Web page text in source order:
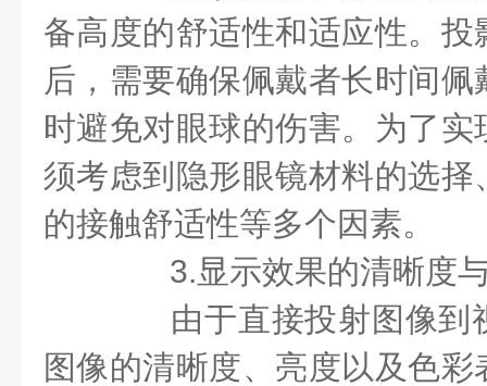
备高度的舒适性和适应性。
后，需要确保佩戴者长时间
时避免对眼球的伤害。为了
须考虑到隐形眼镜材料的选
的接触舒适性等多个因素。
3.显示效果的清晰度
由于直接投射图像到
图像的清晰度、亮度以及色